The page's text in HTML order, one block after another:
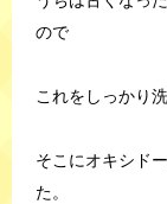
ので
これをしっかり
そこにオキシド
た。